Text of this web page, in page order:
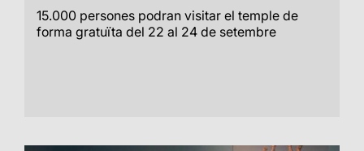
15.000 persones podran visitar el temple de
forma gratuïta del 22 al 24 de setembre